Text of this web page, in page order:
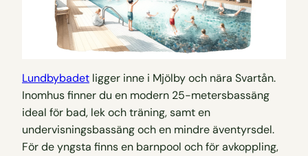
Lundbybadet ligger inne i Mjölby och nära Svartån.
Inomhus finner du en modern 25-metersbassäng
ideal för bad, lek och träning, samt en
undervisningsbassäng och en mindre äventyrsdel.
För de yngsta finns en barnpool och för avkoppling,